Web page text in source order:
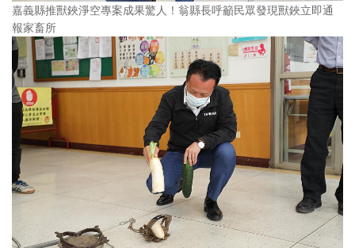
嘉義縣推獸鋏淨空專案成果驚人！翁縣長呼籲民眾發現獸鋏立即通
報家畜所